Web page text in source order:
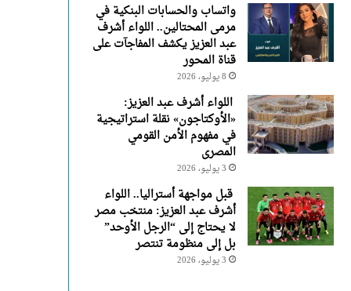
واتساب والحسابات البنكية في
مرمى المحتالين.. اللواء أشرف
عبد العزيز يكشف المفاجآت على
قناة المحور
8 يوليو، 2026
اللواء أشرف عبد العزيز:
«الأوكتاجون» نقلة استراتيجية
في مفهوم الأمن القومي
المصرى
3 يوليو، 2026
قبل مواجهة أستراليا.. اللواء
أشرف عبد العزيز: منتخب مصر
لا يحتاج إلى “الرجل الأوحد”
بل إلى منظومة تنتصر
3 يوليو، 2026